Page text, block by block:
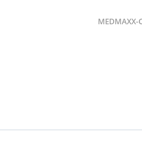
MEDMAXX-